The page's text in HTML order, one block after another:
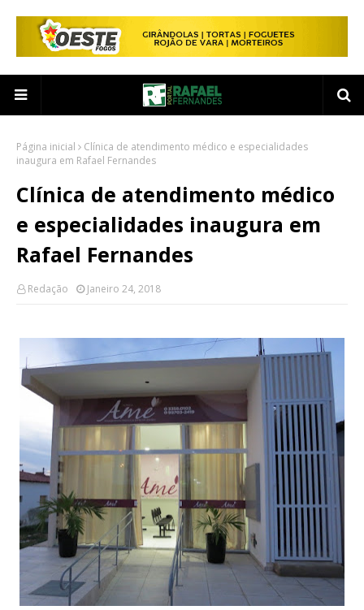
Página inicial
Clínica de atendimento médico e especialidades
inaugura em Rafael Fernandes
Clínica de atendimento médico
e especialidades inaugura em
Rafael Fernandes
Redação Janeiro 24, 2018